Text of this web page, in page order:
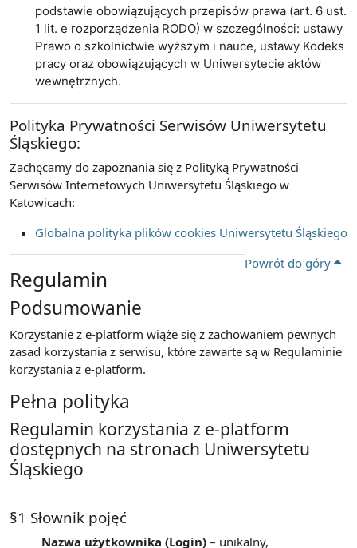
podstawie obowiązujących przepisów prawa (art. 6 ust.
1 lit. e rozporządzenia RODO) w szczególności: ustawy
Prawo o szkolnictwie wyższym i nauce, ustawy Kodeks
pracy oraz obowiązujących w Uniwersytecie aktów
wewnętrznych.
Polityka Prywatności Serwisów Uniwersytetu
Śląskiego:
Zachęcamy do zapoznania się z Polityką Prywatności
Serwisów Internetowych Uniwersytetu Śląskiego w
Katowicach:
Globalna polityka plików cookies Uniwersytetu Śląskiego
Powrót do góry
Regulamin
Podsumowanie
Korzystanie z e-platform wiąże się z zachowaniem pewnych
zasad korzystania z serwisu, które zawarte są w Regulaminie
korzystania z e-platform.
Pełna polityka
Regulamin korzystania z e-platform
dostępnych na stronach Uniwersytetu
Śląskiego
§1 Słownik pojęć
Nazwa użytkownika (Login) – unikalny,